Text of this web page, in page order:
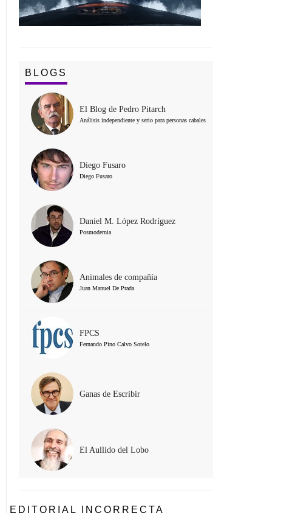
BLOGS
El Blog de Pedro Pitarch
Análisis independiente y serio para personas cabales
Diego Fusaro
Diego Fusaro
Daniel M. López Rodríguez
Posmodernia
Animales de compañía
Juan Manuel De Prada
FPCS
Fernando Pino Calvo Sotelo
Ganas de Escribir
El Aullido del Lobo
EDITORIAL INCORRECTA